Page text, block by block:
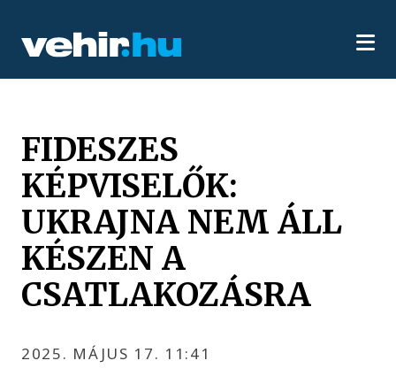
FIDESZES
KÉPVISELŐK:
UKRAJNA NEM ÁLL
KÉSZEN A
CSATLAKOZÁSRA
2025. MÁJUS 17. 11:41